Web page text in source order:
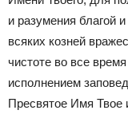
и разумения благой
всяких козней
чистоте во все
исполнением
Пресвятое Имя Твое